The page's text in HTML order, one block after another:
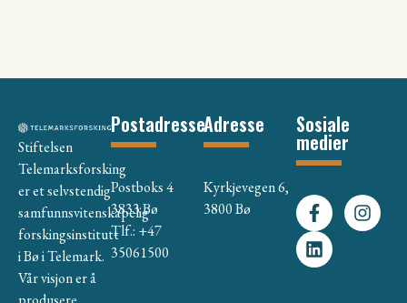
Stiftelsen
Telemarksforsking
er et selvstendig
samfunnsvitenskapelig
forskingsinstitutt
i Bø i Telemark.
Vår visjon er å
Postadresse
Postboks 4
3833 Bø
Tlf.: +47
35061500
Adresse
Kyrkjevegen 6,
3800 Bø
Sosiale
medier